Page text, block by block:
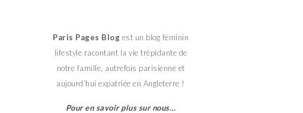
Paris Pages Blog est un blog féminin
lifestyle racontant la vie trépidante de
notre famille, autrefois parisienne et
aujourd’hui expatriée en Angleterre !
Pour en savoir plus sur nous…